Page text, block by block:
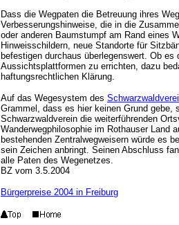
Dass die Wegpaten die Betreuung ihres
Verbesserungshinweise, die in die
oder anderen Baumstumpf am Rand eines
Hinweisschildern, neue Standorte für
befestigen durchaus überlegenswert. Ob
Aussichtsplattformen zu errichten, dazu
haftungsrechtlichen Klärung.
Auf das Wegesystem des
Grammel, dass es hier keinen Grund gebe,
Schwarzwaldverein die weiterführenden
Wanderwegphilosophie im Rothauser Land
bestehenden Zentralwegweisern würde es
sein Zeichen anbringt. Seinen Abschluss
alle Paten des Wegenetzes.
BZ vom 3.5.2004
Bürgerpreise 2004 in Freiburg